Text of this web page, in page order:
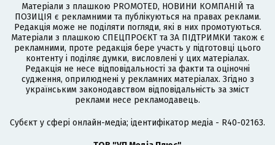
Матеріали з плашкою PROMOTED, НОВИНИ КОМПАНІЙ та
ПОЗИЦІЯ є рекламними та публікуються на правах реклами.
Редакція може не поділяти погляди, які в них промотуються.
Матеріали з плашкою СПЕЦПРОЄКТ та ЗА ПІДТРИМКИ також є
рекламними, проте редакція бере участь у підготовці цього
контенту і поділяє думки, висловлені у цих матеріалах.
Редакція не несе відповідальності за факти та оціночні
судження, оприлюднені у рекламних матеріалах. Згідно з
українським законодавством відповідальність за зміст
реклами несе рекламодавець.
Cубєкт у сфері онлайн-медіа; ідентифікатор медіа - R40-02163.